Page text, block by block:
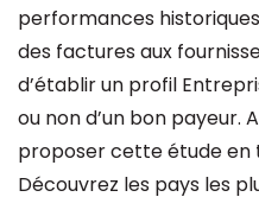
performances
des factures aux
d’établir un profil
ou non d’un bon payeur.
proposer cette étude en
Découvrez les pays les